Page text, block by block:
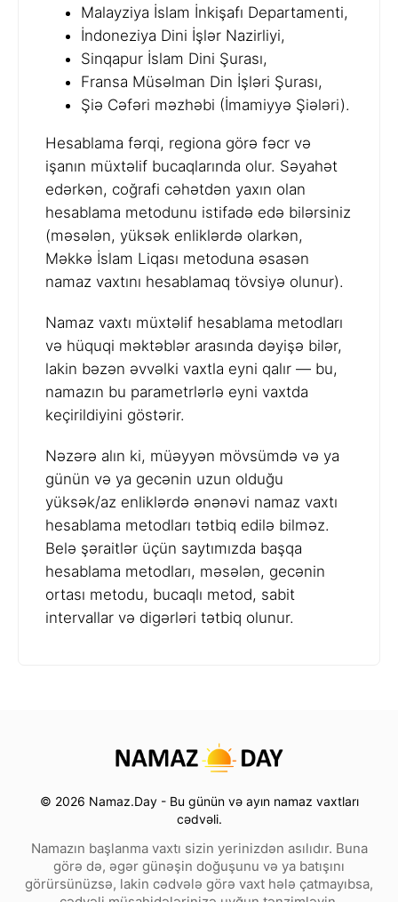
Malayziya İslam İnkişafı Departamenti,
İndoneziya Dini İşlər Nazirliyi,
Sinqapur İslam Dini Şurası,
Fransa Müsəlman Din İşləri Şurası,
Şiə Cəfəri məzhəbi (İmamiyyə Şiələri).
Hesablama fərqi, regiona görə fəcr və
işanın müxtəlif bucaqlarında olur. Səyahət
edərkən, coğrafi cəhətdən yaxın olan
hesablama metodunu istifadə edə bilərsiniz
(məsələn, yüksək enliklərdə olarkən,
Məkkə İslam Liqası metoduna əsasən
namaz vaxtını hesablamaq tövsiyə olunur).
Namaz vaxtı müxtəlif hesablama metodları
və hüquqi məktəblər arasında dəyişə bilər,
lakin bəzən əvvəlki vaxtla eyni qalır — bu,
namazın bu parametrlərlə eyni vaxtda
keçirildiyini göstərir.
Nəzərə alın ki, müəyyən mövsümdə və ya
günün və ya gecənin uzun olduğu
yüksək/az enliklərdə ənənəvi namaz vaxtı
hesablama metodları tətbiq edilə bilməz.
Belə şəraitlər üçün saytımızda başqa
hesablama metodları, məsələn, gecənin
ortası metodu, bucaqlı metod, sabit
intervallar və digərləri tətbiq olunur.
© 2026 Namaz.Day - Bu günün və ayın namaz vaxtları
cədvəli.
Namazın başlanma vaxtı sizin yerinizdən asılıdır. Buna
görə də, əgər günəşin doğuşunu və ya batışını
görürsünüzsə, lakin cədvələ görə vaxt hələ çatmayıbsa,